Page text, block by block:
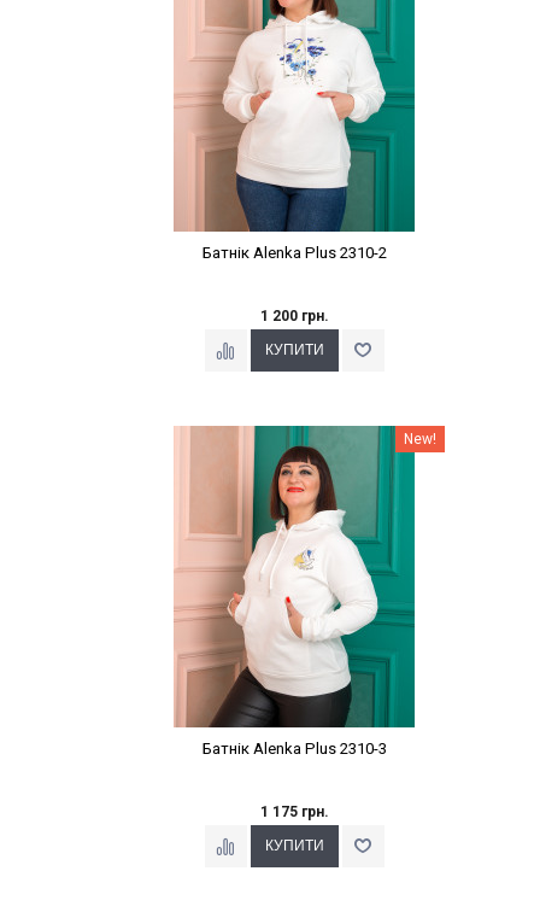
Батнік Alenka Plus 2310-2
1 200 грн.
Наклейки Варіант з % New!
Батнік Alenka Plus 2310-3
1 175 грн.